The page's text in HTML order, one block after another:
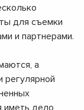
для съемки
и партнерами.
а
регулярной
иметь дело